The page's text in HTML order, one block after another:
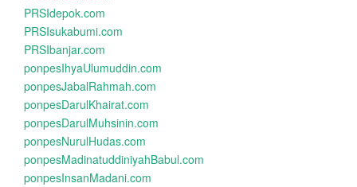
PRSIdepok.com
PRSIsukabumi.com
PRSIbanjar.com
ponpesIhyaUlumuddin.com
ponpesJabalRahmah.com
ponpesDarulKhairat.com
ponpesDarulMuhsinin.com
ponpesNurulHudas.com
ponpesMadinatuddiniyahBabul.com
ponpesInsanMadani.com